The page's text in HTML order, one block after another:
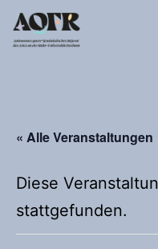
Zum
Inhalt
Autonomes
« Alle Veranstaltungen
Diese
stattgefunden.